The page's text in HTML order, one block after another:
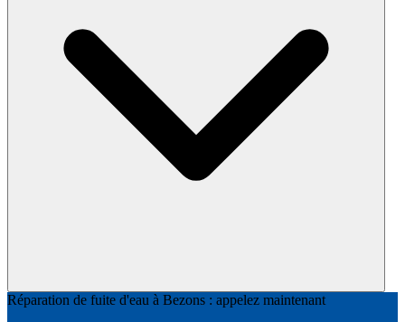
Réparation de fuite d'eau à Bezons : appelez maintenant